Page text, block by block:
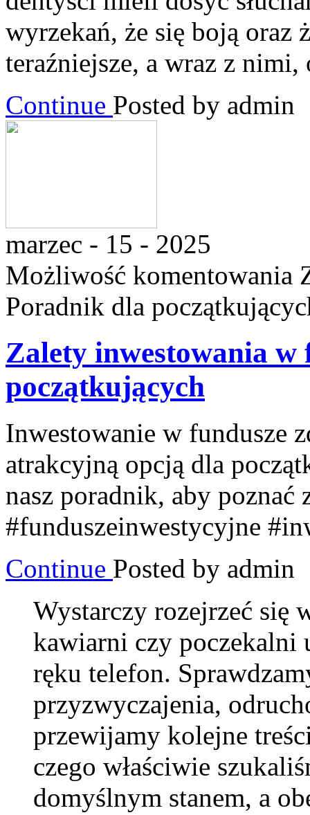
wyrzekań, że się boją oraz
teraźniejsze, a wraz z nimi,
Continue Posted by admin
marzec - 15 - 2025
Możliwość komentowania
Poradnik dla
Zalety inwestowania
początkujących
Inwestowanie w fundusze
atrakcyjną opcją dla
nasz poradnik, aby
#funduszeinwestycyjne
Continue Posted by admin
Wystarczy rozejrzeć się
kawiarni czy poczekalni
ręku telefon.
przyzwyczajenia,
przewijamy kolejne
czego właściwie
domyślnym stanem, a